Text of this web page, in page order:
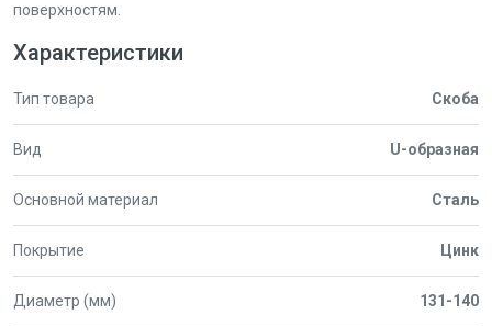
поверхностям.
Характеристики
Тип товара Скоба
Вид U-образная
Основной материал Сталь
Покрытие Цинк
Диаметр (мм) 131-140